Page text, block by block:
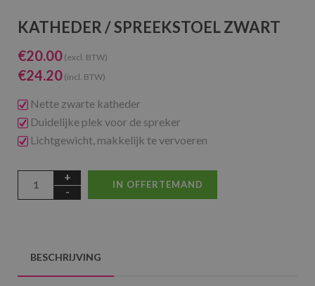
KATHEDER / SPREEKSTOEL ZWART
€20.00 (excl. BTW)
€24.20 (incl. BTW)
Nette zwarte katheder
Duidelijke plek voor de spreker
Lichtgewicht, makkelijk te vervoeren
IN OFFERTEMAND
BESCHRIJVING